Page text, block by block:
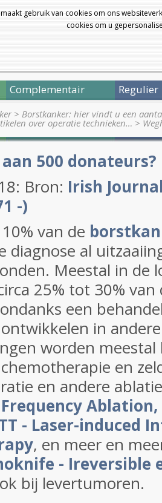
gebruik van cookies om ons
cookies om u
Complementair Regulier
> Borstkanker: hier vindt u een
over operatie technieken… >
500 donateurs?
Bron: Irish
-)
van de
diagnose al
Meestal in de
25% tot 30%
een
in
worden
en
en andere
Frequency
- Laser-induced
, en meer en
- Ireversible
bij levertumoren.